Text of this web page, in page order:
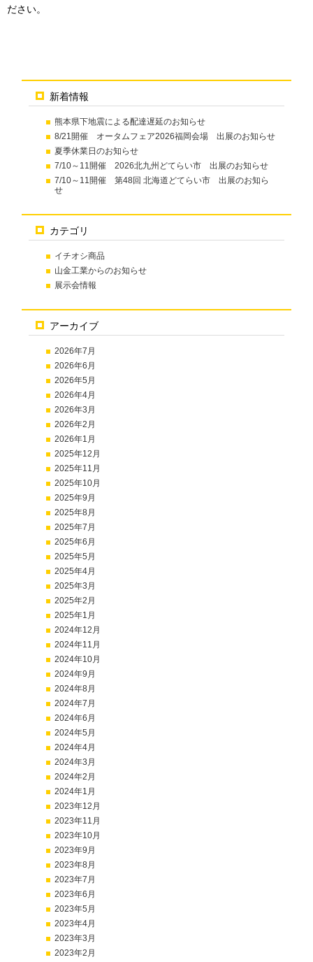
新着情報
熊本県下地震による配達遅延のお知らせ
8/21開催 オータムフェア2026福岡会場 出展のお知らせ
夏季休業日のお知らせ
7/10～11開催 2026北九州どてらい市 出展のお知らせ
7/10～11開催 第48回 北海道どてらい市 出展のお知ら
せ
カテゴリ
イチオシ商品
山金工業からのお知らせ
展示会情報
アーカイブ
2026年7月
2026年6月
2026年5月
2026年4月
2026年3月
2026年2月
2026年1月
2025年12月
2025年11月
2025年10月
2025年9月
2025年8月
2025年7月
2025年6月
2025年5月
2025年4月
2025年3月
2025年2月
2025年1月
2024年12月
2024年11月
2024年10月
2024年9月
2024年8月
2024年7月
2024年6月
2024年5月
2024年4月
2024年3月
2024年2月
2024年1月
2023年12月
2023年11月
2023年10月
2023年9月
2023年8月
2023年7月
2023年6月
2023年5月
2023年4月
2023年3月
2023年2月
ださい。